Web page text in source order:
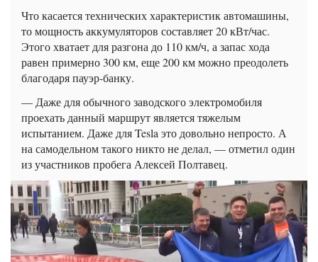
Что касается технических характеристик автомашины,
то мощность аккумуляторов составляет 20 кВт/час.
Этого хватает для разгона до 110 км/ч, а запас хода
равен примерно 300 км, еще 200 км можно преодолеть
благодаря пауэр-банку.
— Даже для обычного заводского электромобиля
проехать данный маршрут является тяжелым
испытанием. Даже для Tesla это довольно непросто. А
на самодельном такого никто не делал, — отметил один
из участников пробега Алексей Полтавец.